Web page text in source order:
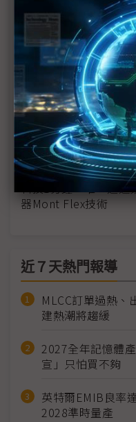
折疊機邁向「三強競
零件價格急漲 2H26
蘋果與Android陣營
圖表1分鐘：蘋果折疊
科技1分鐘：蘋果折
科技1分鐘：唯一通
器Mont Flex技術
近７天熱門報導
MLCC訂單過熱
建熱潮將趨緩
2027全年記憶體
宣」只怕買不夠
英特爾EMIB良率
2028準時量產